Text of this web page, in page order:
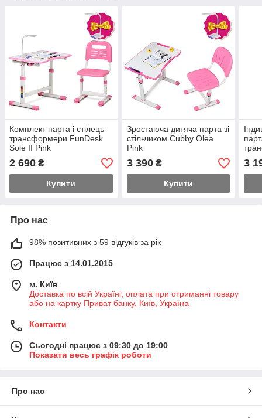
Комплект парта і стілець-
трансформери FunDesk
Sole II Pink
2 690 ₴
Купити
Зростаюча дитяча парта зі
стільчиком Cubby Olea
Pink
3 390₴
Купити
3
Про нас
98% позитивних з 59 відгуків за рік
Працює з 14.01.2015
м. Київ
Доставка по всій Україні, оплата при отриманні товару
або на картку Приват банку, Київ, Україна
Контакти
Сьогодні працює з 09:30 до 19:00
Показати весь графік роботи
Про нас